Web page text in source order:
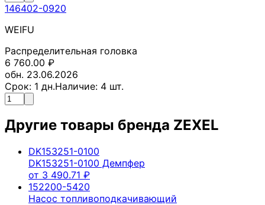
146402-0920
WEIFU
Распределительная головка
6 760.00 ₽
обн. 23.06.2026
Срок: 1 дн.Наличие: 4 шт.
Другие товары бренда ZEXEL
DK153251-0100
DK153251-0100 Демпфер
от 3 490.71 ₽
152200-5420
Насос топливоподкачивающий